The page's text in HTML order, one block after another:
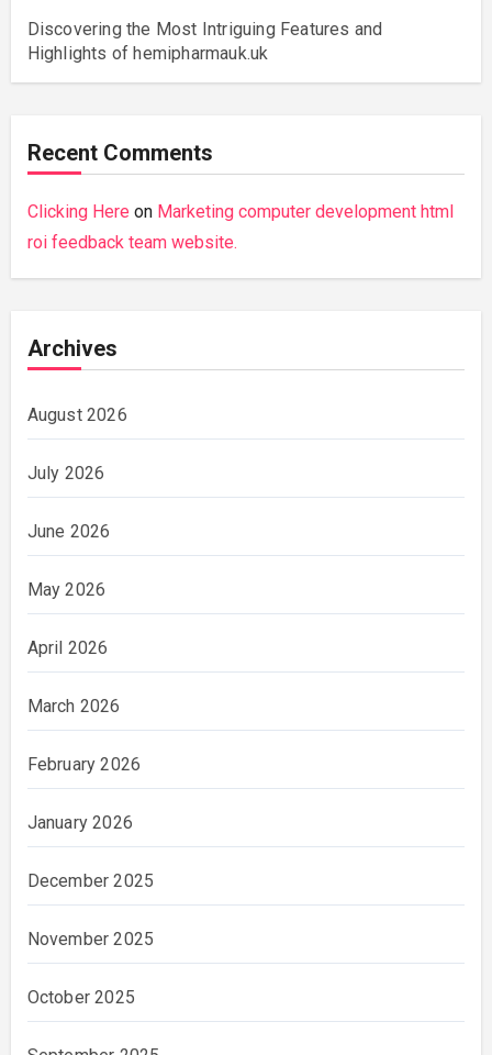
Discovering the Most Intriguing Features and
Highlights of hemipharmauk.uk
Recent Comments
Clicking Here on Marketing computer development html
roi feedback team website.
Archives
August 2026
July 2026
June 2026
May 2026
April 2026
March 2026
February 2026
January 2026
December 2025
November 2025
October 2025